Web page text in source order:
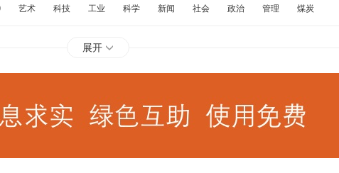
艺术 科技 工业 科学 新闻 社会 政治 管理
煤炭
展开